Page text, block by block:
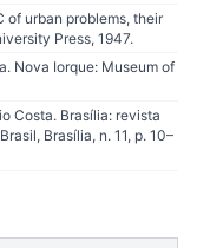
of urban problems, their
Press, 1947.
Nova Iorque: Museum of
Costa. Brasília: revista
Brasília, n. 11, p. 10–